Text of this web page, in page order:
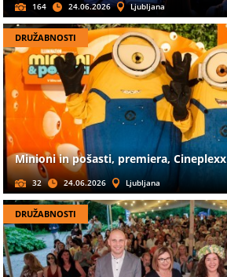
164 24.06.2026 Ljubljana
DRUŽABNOSTI
Minioni in pošasti, premiera, Cineplexx
32 24.06.2026 Ljubljana
DRUŽABNOSTI